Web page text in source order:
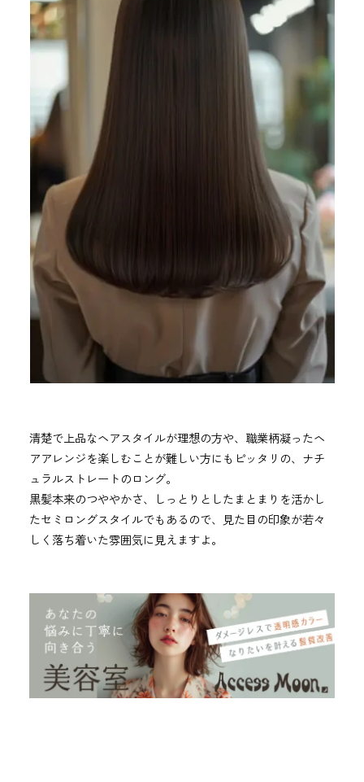
清楚で上品なヘアスタイルが理想の方や、職業柄凝ったヘ
アアレンジを楽しむことが難しい方にもピッタリの、ナチ
ュラルストレートのロング。
黒髪本来のつややかさ、しっとりとしたまとまりを活かし
たセミロングスタイルでもあるので、見た目の印象が若々
しく落ち着いた雰囲気に見えますよ。